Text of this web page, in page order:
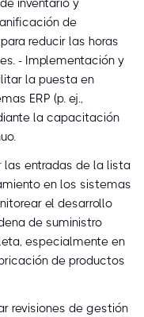
inventario y
de
reducir las horas
- Implementación y
la puesta en
ERP (p. ej.,
la capacitación
las entradas de la lista
en los sistemas
el desarrollo
de suministro
especialmente en
de productos
revisiones de gestión